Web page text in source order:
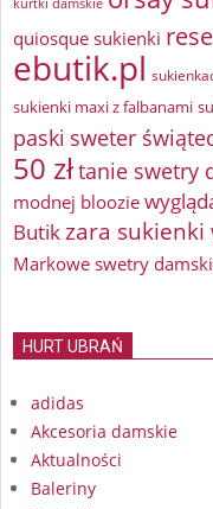
kurtki damskie
quiosque sukienki
ebutik.pl
sukienki maxi z falbanami
paski sweter
50 złtanie swetry
modnej bloozie
Butikzara sukienki
Markowe swetry
HURT UBRAŃ
adidas
Akcesoria damskie
Aktualności
Baleriny